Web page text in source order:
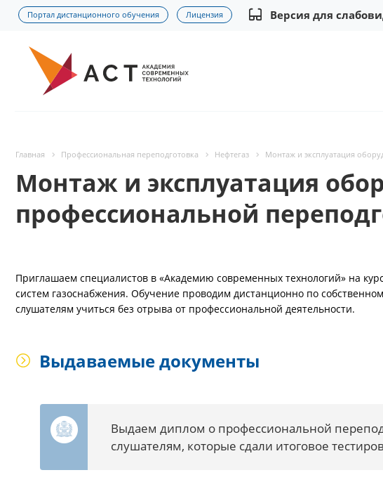
Портал дистанционного обучения Лицензия Версия для
Главная Профессиональная переподготовка Нефтегаз Монтаж и эксплуатация
Монтаж и эксплуатация
профессиональной
Приглашаем специалистов в «Академию современных технологий» на
систем газоснабжения. Обучение проводим дистанционно по
слушателям учиться без отрыва от профессиональной деятельности.
Выдаваемые документы
Выдаем диплом о профессиональной
слушателям, которые сдали итоговое